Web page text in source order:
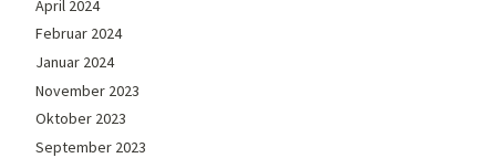
April 2024
Februar 2024
Januar 2024
November 2023
Oktober 2023
September 2023